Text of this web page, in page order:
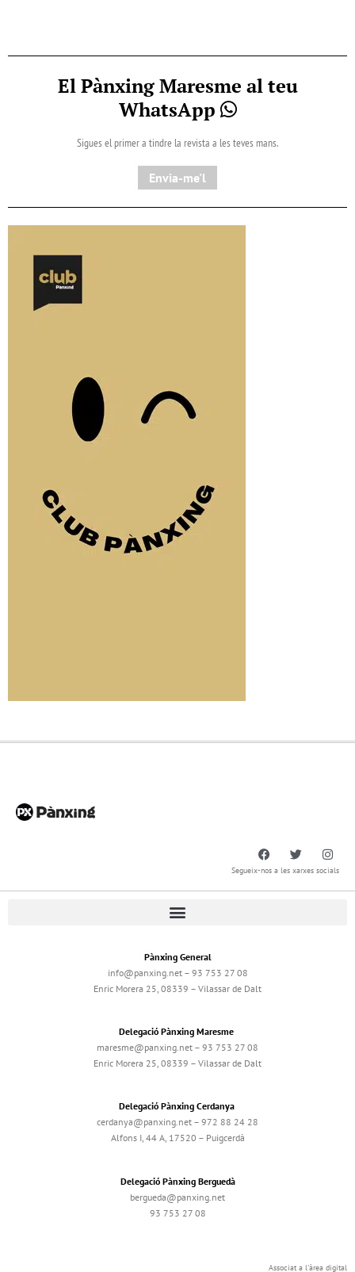
El Pànxing Maresme al teu
WhatsApp
Sigues el primer a tindre la revista a les teves mans.
Envia-me'l
Segueix-nos a les xarxes socials
Pànxing General
info@panxing.net – 93 753 27 08
Enric Morera 25, 08339 – Vilassar de Dalt
Delegació Pànxing Maresme
maresme@panxing.net – 93 753 27 08
Enric Morera 25, 08339 – Vilassar de Dalt
Delegació Pànxing Cerdanya
cerdanya@panxing.net – 972 88 24 28
Alfons I, 44 A, 17520 – Puigcerdà
Delegació Pànxing Berguedà
bergueda@panxing.net
93 753 27 08
Associat a l'àrea digital